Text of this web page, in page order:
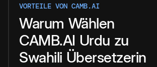
VORTEILE VON CAMB.AI
Warum Wählen
CAMB.AI Urdu zu
Swahili Übersetzerin